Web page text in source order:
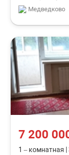
Медведково
7 200
1 – комнатная